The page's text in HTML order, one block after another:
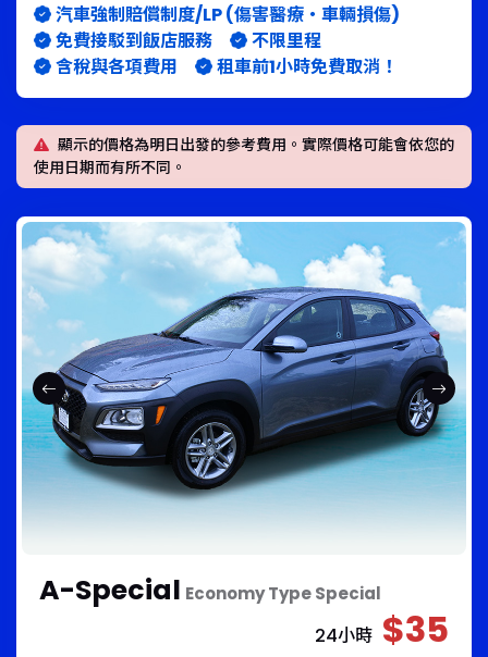
汽車強制賠償制度/LP (傷害醫療・車輛損傷)
免費接駁到飯店服務
不限里程
含稅與各項費用
租車前1小時免費取消！
顯示的價格為明日出發的參考費用。實際價格可能會依您的
使用日期而有所不同。
A-Special Economy Type Special
24小時 $35